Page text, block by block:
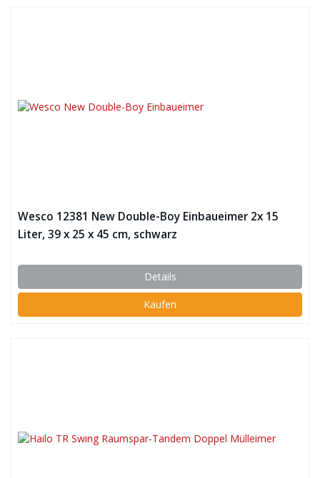
Wesco 12381 New Double-Boy Einbaueimer 2x 15
Liter, 39 x 25 x 45 cm, schwarz
Details
Kaufen